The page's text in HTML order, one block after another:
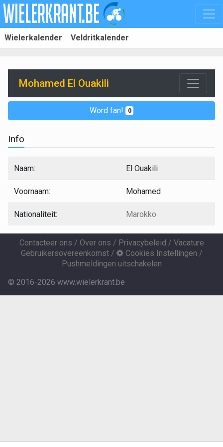
Wielerkalender Veldritkalender
Mohamed El Ouakili
Word fan! 0
Info
Naam: El Ouakili
Voornaam: Mohamed
Nationaliteit: Marokko
Contacteer ons / Over ons / Privacybeleid / Vacature
Gebruikersovereenkomst/ Cookies Instellingen /
Pushmeldingen uitschakelen
© 2016-2026 www.wielerkrant.be